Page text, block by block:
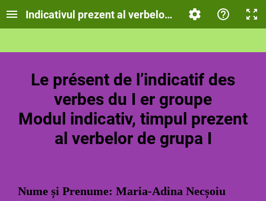
Indicativul prezent al verbelor de grupa I în Limba
Le présent de l’indicatif des
verbes du I er groupe
Modul indicativ, timpul prezent
al verbelor de grupa I
Nume și Prenume: Maria-Adina Necșoiu